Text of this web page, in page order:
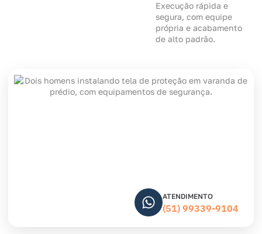
Execução rápida e
segura, com equipe
própria e acabamento
de alto padrão.
ATENDIMENTO
(51) 99339-9104